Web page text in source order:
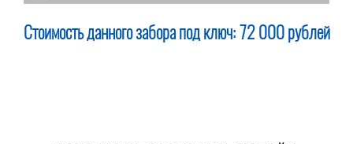
Стоимость данного забора под ключ: 72 000 рублей